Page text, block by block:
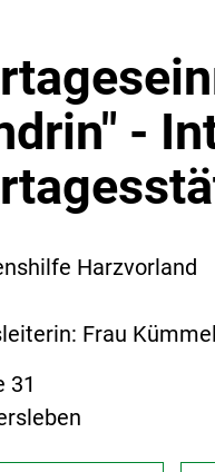
-
Harzvorland
Frau Kümmel
31